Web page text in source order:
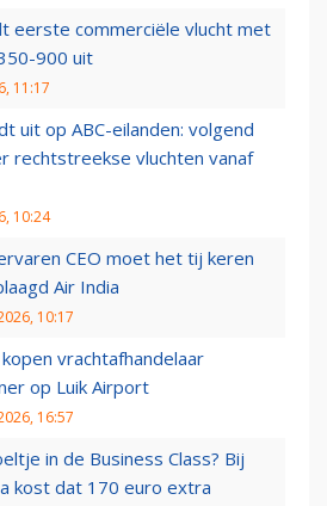
eerste commerciële vlucht met
900 uit
11:17
uit op ABC-eilanden: volgend
rechtstreekse vluchten vanaf
10:24
CEO moet het tij keren
Air India
10:17
kopen vrachtafhandelaar
op Luik Airport
16:57
in de Business Class? Bij
kost dat 170 euro extra